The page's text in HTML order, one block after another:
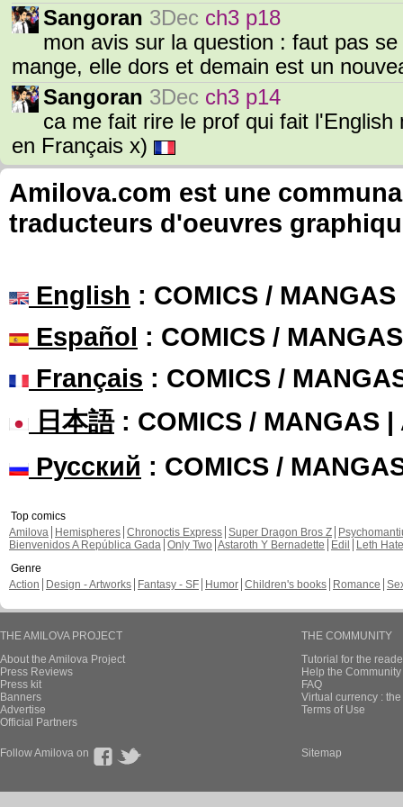
Sangoran 3Dec ch3 p18
mon avis sur la question : faut pas
mange, elle dors et demain est un
Sangoran 3Dec ch3 p14
ca me fait rire le prof qui fait
en Français x)
Amilova.com est une
traducteurs d'oeuvres
English : COMICS /
Español : COMICS /
Français : COMICS /
日本語: COMICS / MANGAS |
Русский : COMICS /
Top comics
Amilova
Hemispheres Chronoctis Express Super Dragon Bros Z
Bienvenidos A República Gada Only Two Astaroth Y Bernadette Edil
Leth Hate
Genre
Action
Design - Artworks Fantasy - SF Humor Children's books Romance
THE AMILOVA PROJECT
About the Amilova Project
Press Reviews
Press kit
Banners
Advertise
Official Partners
THE COMMUNITY
Tutorial for the
Help the
FAQ
Virtual currency :
Terms of Use
Follow Amilova on Sitemap